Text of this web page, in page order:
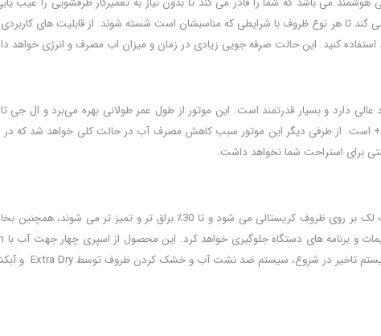
استفاده کنید. این حالت صرفه جویی زیادی در زمان و میزان اب مصرف و انرژی خواهد
یکی از قابلیت های کاربردی و مهم این ظرفشویی وجود قابلیت شستشو با بخار می باشد که سبب حذف لک